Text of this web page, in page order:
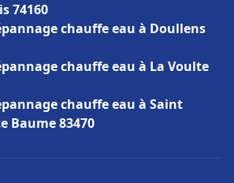
74160
chauffe eau à Doullens
chauffe eau à La Voulte
chauffe eau à Saint
Baume 83470